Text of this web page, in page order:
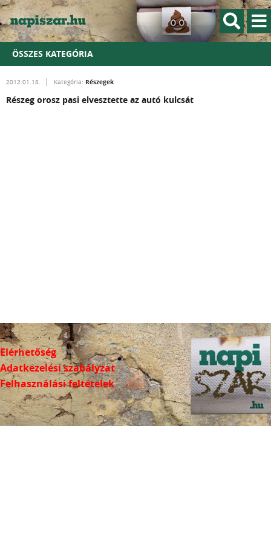
ÖSSZES KATEGÓRIA
2012.01.18. Kategória: Részegek
Részeg orosz pasi elvesztette az autó kulcsát
Elérhetőség
Adatkezelési szabályzat
Felhasználási feltételek